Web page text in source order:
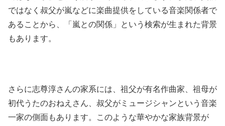
ではなく叔父が嵐などに楽曲提供をしている音楽関係者で
あることから、「嵐との関係」という検索が生まれた背景
もあります。
さらに志尊淳さんの家系には、祖父が有名作曲家、祖母が
初代うたのおねえさん、叔父がミュージシャンという音楽
一家の側面もあります。このような華やかな家族背景が